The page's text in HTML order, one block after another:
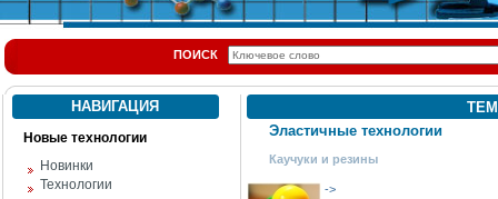
ПОИСК
НАВИГАЦИЯ
Новые технологии
Новинки
Технологии
Эластичные технологии
Каучуки и резины
->